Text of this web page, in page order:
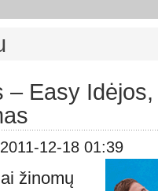
– Easy
12-18 01:39
žinomų